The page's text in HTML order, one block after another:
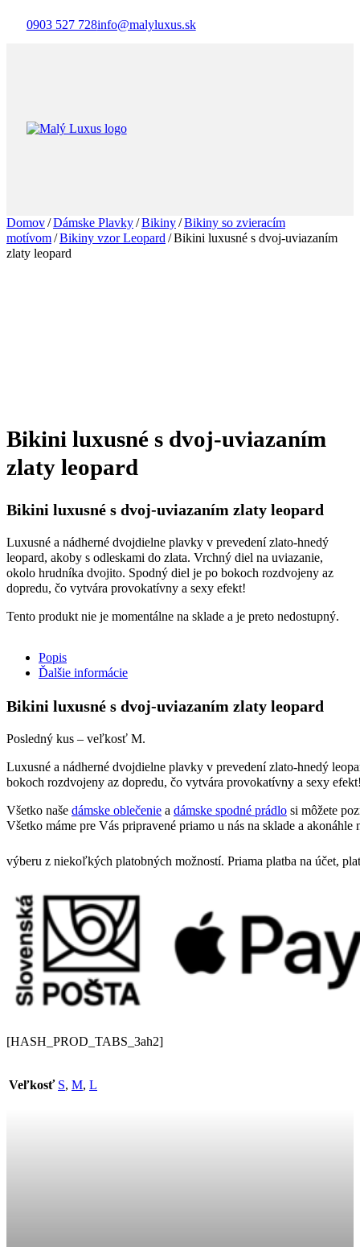
0903 527 728info@malyluxus.sk
Domov/Dámske Plavky/Bikiny/Bikiny so zvieracím
motívom/Bikiny vzor Leopard/Bikini luxusné s dvoj-uviazaním
zlaty leopard
Bikini luxusné s dvoj-uviazaním
zlaty leopard
Bikini luxusné s dvoj-uviazaním zlaty leopard
Luxusné a nádherné dvojdielne plavky v prevedení zlato-hnedý
leopard, akoby s odleskami do zlata. Vrchný diel na uviazanie,
okolo hrudníka dvojito. Spodný diel je po bokoch rozdvojeny az
dopredu, čo vytvára provokatívny a sexy efekt!
Tento produkt nie je momentálne na sklade a je preto nedostupný.
Popis
Ďalšie informácie
Bikini luxusné s dvoj-uviazaním zlaty leopard
Posledný kus – veľkosť M.
Luxusné a nádherné dvojdielne plavky v prevedení zlato-hnedý
bokoch rozdvojeny az dopredu, čo vytvára provokatívny a sexy
Všetko naše dámske oblečenie a dámske spodné prádlo si môžete
Všetko máme pre Vás pripravené priamo u nás na sklade a
výberu z niekoľkých platobných možností. Priama platba na účet,
[HASH_PROD_TABS_3ah2]
Veľkosť S, M, L